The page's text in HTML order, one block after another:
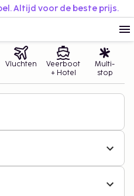
Altijd voor de beste prijs.
Vluchten
Veerboot
+ Hotel
Multi-
stop